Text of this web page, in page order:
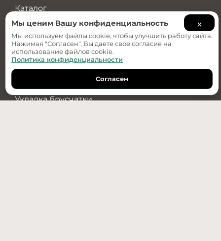
Каталог
О компании
Примеры работ
Услуги
Ландшафтный дизайн
Укладка брусчатки
Обратный звонок
×
Мы ценим Вашу конфиденциальность
Мы используем файлы cookie, чтобы улучшить работу сайта.
Нажимая "Согласен", Вы даете свое согласие на
использование файлов cookie.
Политика конфиденциальности
Согласен